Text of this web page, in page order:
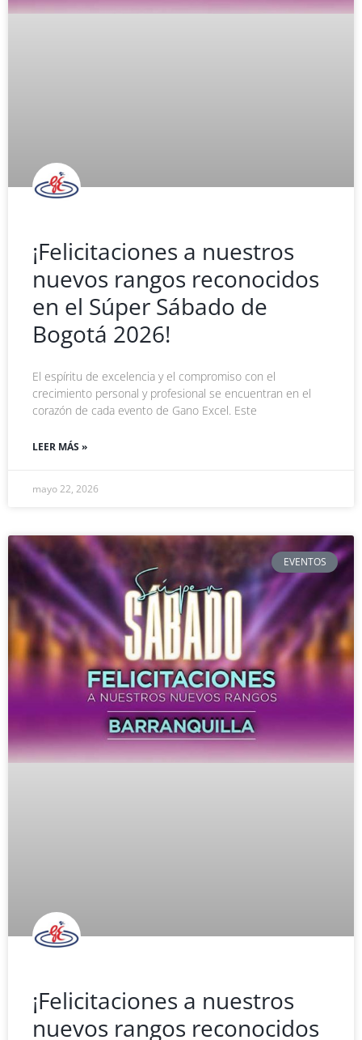
¡Felicitaciones a nuestros
nuevos rangos reconocidos
en el Súper Sábado de
Bogotá 2026!
El espíritu de excelencia y el compromiso con el
crecimiento personal y profesional se encuentran en el
corazón de cada evento de Gano Excel. Este
LEER MÁS »
mayo 22, 2026
EVENTOS
¡Felicitaciones a nuestros
nuevos rangos reconocidos